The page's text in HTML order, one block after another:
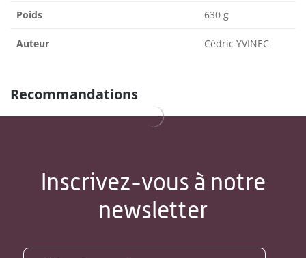
Poids 630 g
Auteur Cédric YVINEC
Recommandations
Inscrivez-vous à notre
newsletter